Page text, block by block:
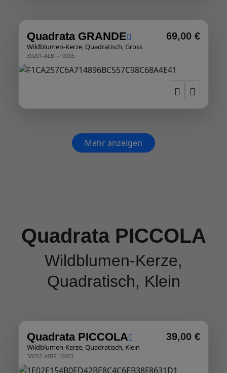
Quadrata GRANDE
Wildblumen-Kerze, Quadratisch, Gross
30201-ALBF-10005
69,00 €
Mehr anzeigen
Quadrata PICCOLA
Wildblumen-Kerze,
Quadratisch, Klein
Quadrata PICCOLA
Wildblumen-Kerze, Quadratisch, Klein
30202-AIBF-10003
39,00 €